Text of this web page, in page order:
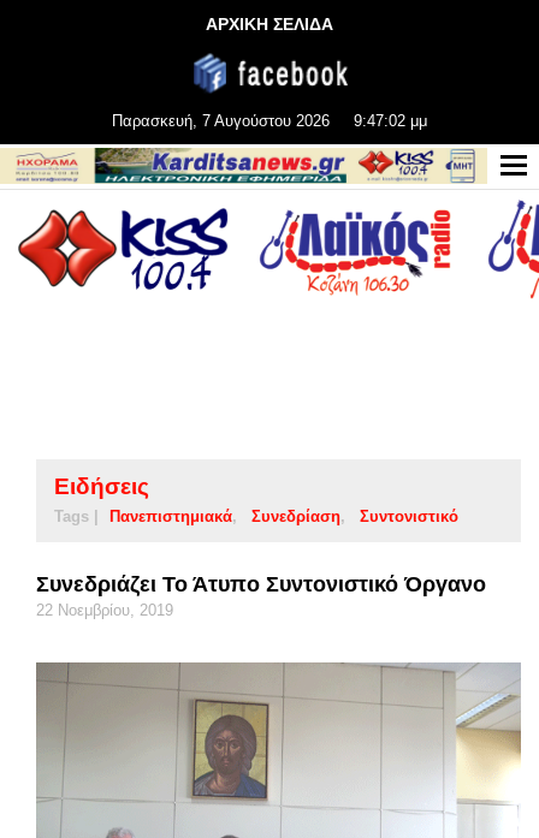
ΑΡΧΙΚΗ ΣΕΛΙΔΑ
Παρασκευή, 7 Αυγούστου 2026 9:47:03 μμ
Ειδήσεις
Tags | Πανεπιστημιακά Συνεδρίαση Συντονιστικό
Συνεδριάζει Το Άτυπο Συντονιστικό Όργανο
22 Νοεμβρίου, 2019